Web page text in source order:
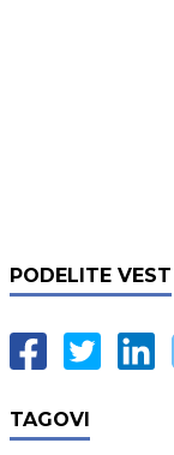
PODELITE VEST
TAGOVI